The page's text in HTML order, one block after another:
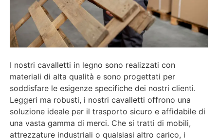
I nostri cavalletti in legno sono realizzati con
materiali di alta qualità e sono progettati per
soddisfare le esigenze specifiche dei nostri clienti.
Leggeri ma robusti, i nostri cavalletti offrono una
soluzione ideale per il trasporto sicuro e affidabile di
una vasta gamma di merci. Che si tratti di mobili,
attrezzature industriali o qualsiasi altro carico, i